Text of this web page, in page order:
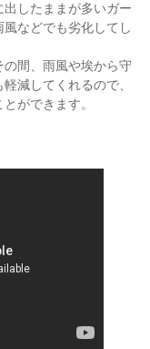
したままが多いガー
などでも劣化してし
間、雨風や埃から守
減してくれるので、
ができます。